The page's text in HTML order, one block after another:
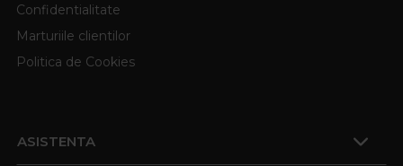
Confidentialitate
Marturiile clientilor
Politica de Cookies
ASISTENTA